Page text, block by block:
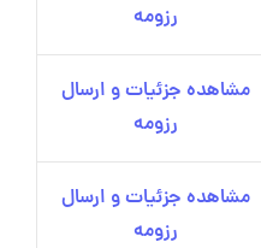
رزومه
مشاهده جزئیات و ارسال
رزومه
مشاهده جزئیات و ارسال
رزومه